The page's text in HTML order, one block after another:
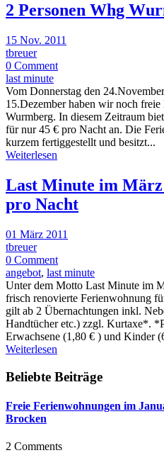
2 Personen Whg
15 Nov. 2011
tbreuer
0 Comment
last minute
Vom Donnerstag den
15.Dezember haben wir noch
Wurmberg. In diesem Zeitraum
für nur 45 € pro Nacht an. Die
kurzem fertiggestellt und besitzt...
Weiterlesen
Last Minute im März
pro Nacht
01 März 2011
tbreuer
0 Comment
angebot, last minute
Unter dem Motto Last Minute im
frisch renovierte Ferienwohnung
gilt ab 2 Übernachtungen inkl.
Handtücher etc.) zzgl. Kurtaxe*.
Erwachsene (1,80 € ) und Kinder
Weiterlesen
Beliebte Beiträge
Freie Ferienwohnungen im
Brocken
2 Comments